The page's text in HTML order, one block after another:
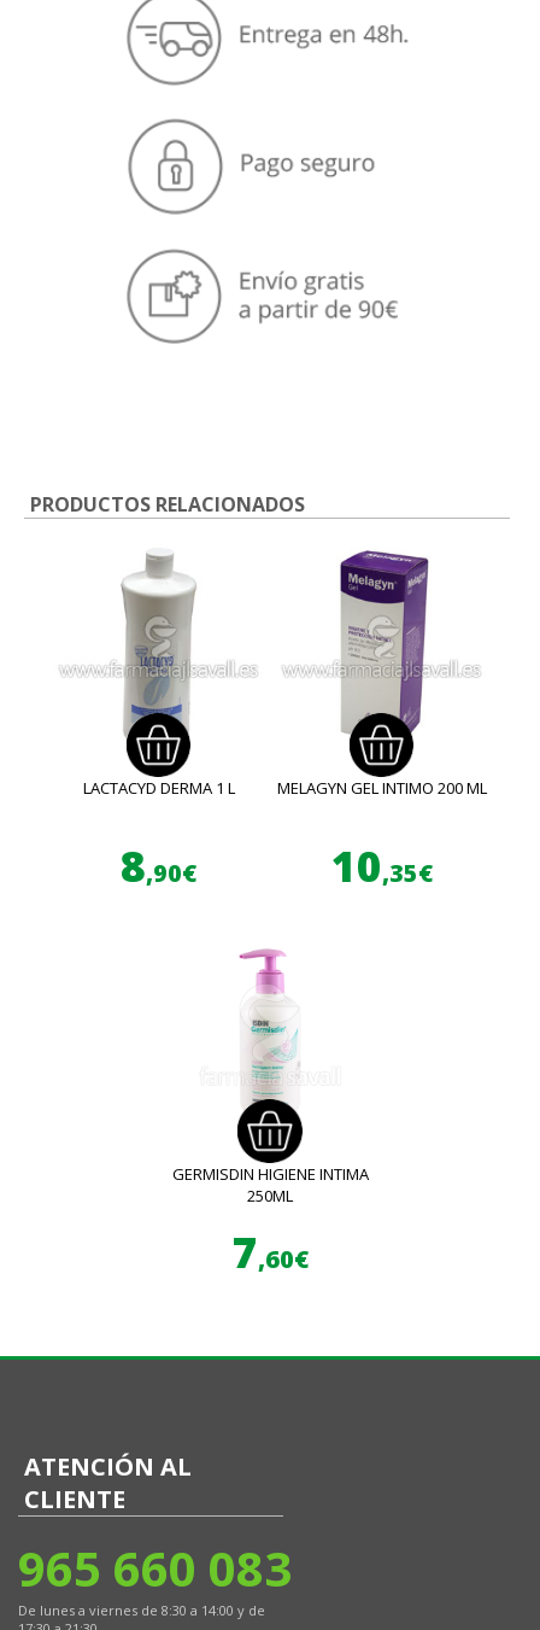
PRODUCTOS RELACIONADOS
LACTACYD DERMA 1 L
8,90€
MELAGYN GEL INTIMO 200 ML
10,35€
GERMISDIN HIGIENE INTIMA
250ML
7,60€
ATENCIÓN AL
CLIENTE
965 660 083
De lunes a viernes de 8:30 a 14:00 y de